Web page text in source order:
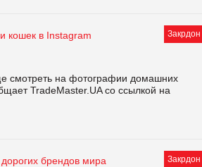
Закрдон
кошек в Instagram
смотреть на фотографии домашних
TradeMaster.UA со ссылкой на
Закрдон
брендов мира